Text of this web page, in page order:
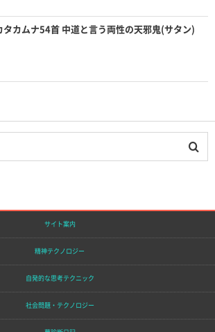
タカムナ54首 中道と言う両性の天邪鬼(サタン)
サイト案内
精神テクノロジー
自発的な思考テクニック
社会問題・テクノロジー